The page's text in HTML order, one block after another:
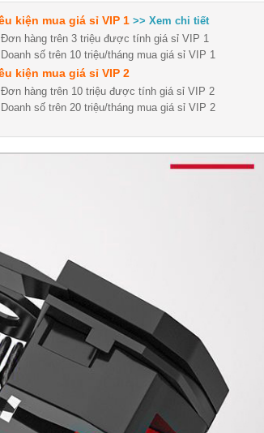
kiện mua giá sỉ VIP 1 >> Xem chi tiết
Đơn hàng trên 3 triệu được tính giá sỉ VIP 1
Doanh số trên 10 triệu/tháng mua giá sỉ VIP 1
kiện mua giá sỉ VIP 2
Đơn hàng trên 10 triệu được tính giá sỉ VIP 2
Doanh số trên 20 triệu/tháng mua giá sỉ VIP 2